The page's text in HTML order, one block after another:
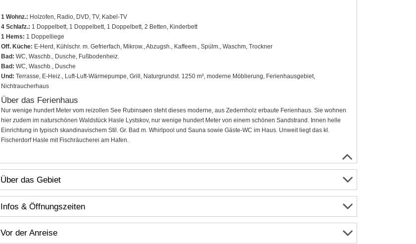
1 Wohnz.: Holzofen, Radio, DVD, TV, Kabel-TV
4 Schlafz.: 1 Doppelbett, 1 Doppelbett, 1 Doppelbett, 2 Betten, Kinderbett
1 Hems: 1 Doppelliege
Off. Küche: E-Herd, Kühlschr. m. Gefrierfach, Mikrow., Abzugsh., Kaffeem., Spülm., Waschm, Trockner
Bad: WC, Waschb., Dusche, Fußbodenheiz.
Bad: WC, Waschb., Dusche
Und: Terrasse, E-Heiz., Luft-Luft-Wärmepumpe, Grill, Naturgrundst. 1250 m², moderne Möblierung, Ferienhausgebiet,
Nichtraucherhaus
Über das Ferienhaus
Nur wenige hundert Meter vom reizollen See Rubinsøen steht dieses moderne, aus Zedernholz erbaute Ferienhaus. Sie wohnen
hier zudem im naturschönen Waldstück Hasle Lystskov, nur wenige hundert Meter von einem schönen Sandstrand. Innen helle
Einrichtung in typisch skandinavischem Stil. Gr. Bad m. Whirlpool und Sauna sowie Gäste-WC im Haus. Unweit liegt das kl.
Fischerdorf Hasle mit Fischräucherei am Hafen.
Über das Gebiet
Infos & Öffnungszeiten
Vor der Anreise